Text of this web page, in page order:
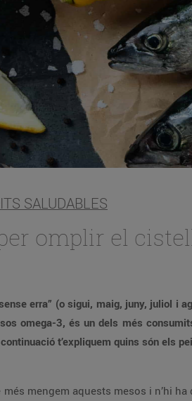
SALUDABLES
omplir el
erra” (o sigui, maig, juny, juliol i
omega-3, és un dels més
t’expliquem quins són els
mengem aquests mesos i n’hi